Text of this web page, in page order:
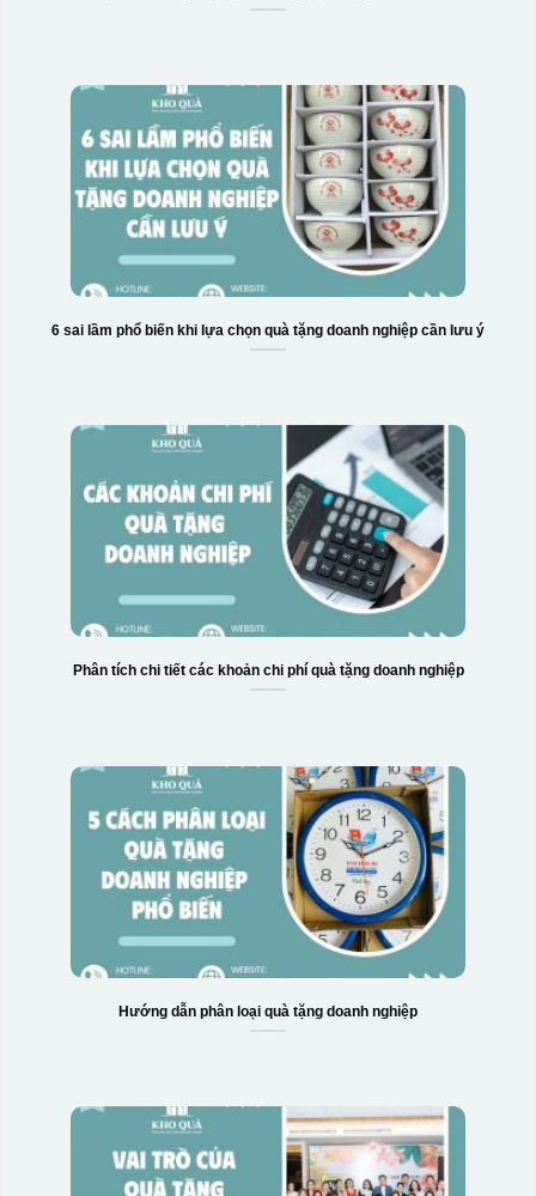
Hộp xi 2 cốc
6 sai lầm phổ biến khi lựa chọn quà tặng doanh nghiệp cần lưu ý
Phân tích chi tiết các khoản chi phí quà tặng doanh nghiệp
Hướng dẫn phân loại quà tặng doanh nghiệp